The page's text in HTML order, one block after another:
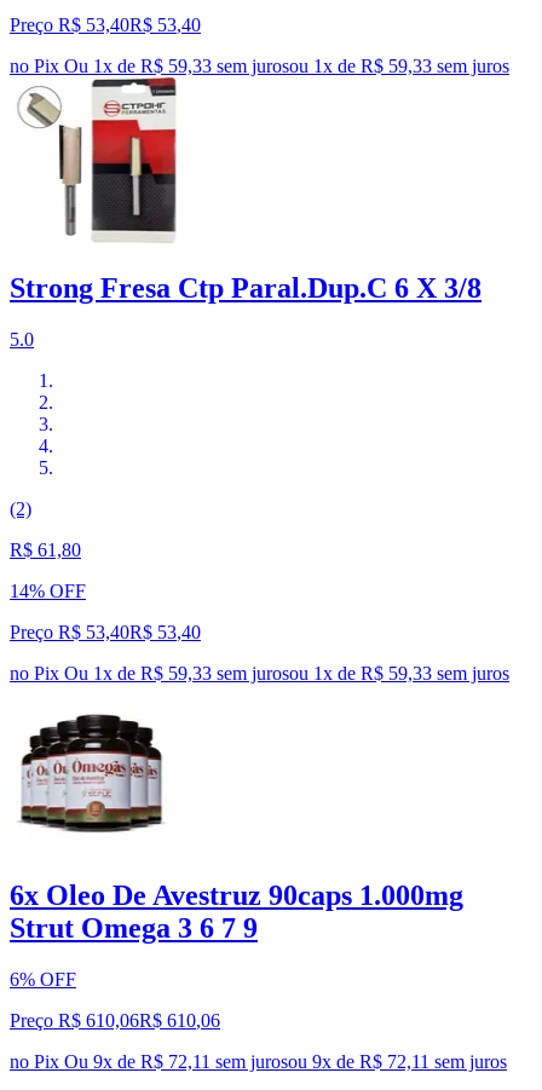
Preço R$ 53,40R$ 53,40
no Pix Ou 1x de R$ 59,33 sem jurosou 1x de R$ 59,33 sem juros
Strong Fresa Ctp Paral.Dup.C 6 X 3/8
5.0
(2)
R$ 61,80
14% OFF
Preço R$ 53,40R$ 53,40
no Pix Ou 1x de R$ 59,33 sem jurosou 1x de R$ 59,33 sem juros
6x Oleo De Avestruz 90caps 1.000mg
Strut Omega 3 6 7 9
6% OFF
Preço R$ 610,06R$ 610,06
no Pix Ou 9x de R$ 72,11 sem jurosou 9x de R$ 72,11 sem juros